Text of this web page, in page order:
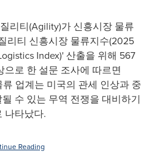
리티(Agility)가 신흥시장 물류
리티 신흥시장 물류지수(2025
Index)' 산출을 위해 567
로 한 설문 조사에 따르면
업계는 미국의 관세 인상과 중
수 있는 무역 전쟁을 대비하기
나타났다.
Reading